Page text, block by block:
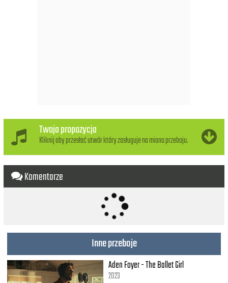
Twoja propozycja
Kliknij aby przesłać utwór który zasługuje na miano przeboju.
Komentarze
Inne przeboje
Aden Foyer - The Ballet Girl
2023